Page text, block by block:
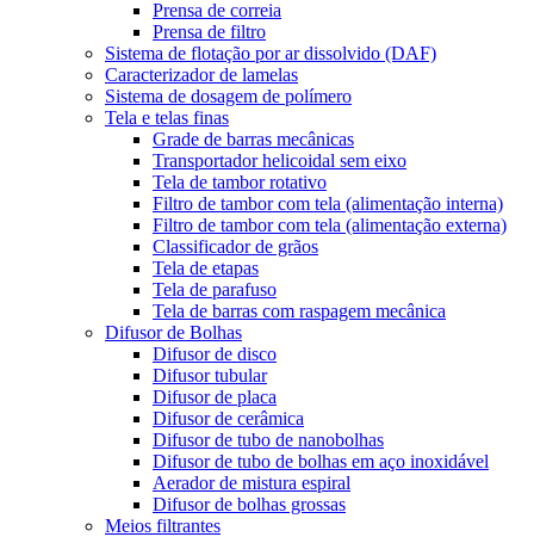
Prensa de correia
Prensa de filtro
Sistema de flotação por ar dissolvido (DAF)
Caracterizador de lamelas
Sistema de dosagem de polímero
Tela e telas finas
Grade de barras mecânicas
Transportador helicoidal sem eixo
Tela de tambor rotativo
Filtro de tambor com tela (alimentação interna)
Filtro de tambor com tela (alimentação externa)
Classificador de grãos
Tela de etapas
Tela de parafuso
Tela de barras com raspagem mecânica
Difusor de Bolhas
Difusor de disco
Difusor tubular
Difusor de placa
Difusor de cerâmica
Difusor de tubo de nanobolhas
Difusor de tubo de bolhas em aço inoxidável
Aerador de mistura espiral
Difusor de bolhas grossas
Meios filtrantes